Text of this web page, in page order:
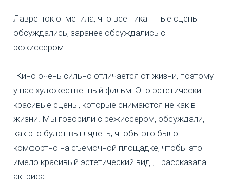
Лавренюк отметила, что все пикантные сцены
обсуждались, заранее обсуждались с
режиссером.
"Кино очень сильно отличается от жизни, поэтому
у нас художественный фильм. Это эстетически
красивые сцены, которые снимаются не как в
жизни. Мы говорили с режиссером, обсуждали,
как это будет выглядеть, чтобы это было
комфортно на съемочной площадке, чтобы это
имело красивый эстетический вид", - рассказала
актриса.